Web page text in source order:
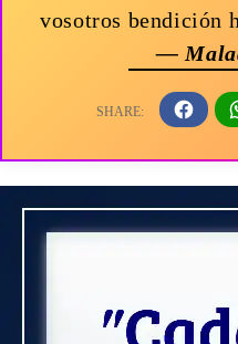
vosotros bendición
—